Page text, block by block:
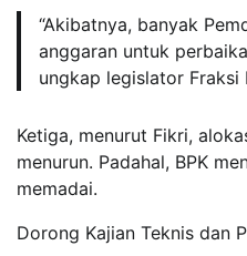
“Akibatnya, banyak
anggaran untuk
ungkap legislator Fraksi
Ketiga, menurut Fikri,
menurun. Padahal, BPK
memadai.
Dorong Kajian Teknis dan